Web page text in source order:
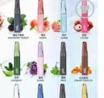
Add to
wishlist